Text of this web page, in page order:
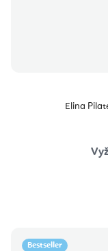
Elina
Bestseller